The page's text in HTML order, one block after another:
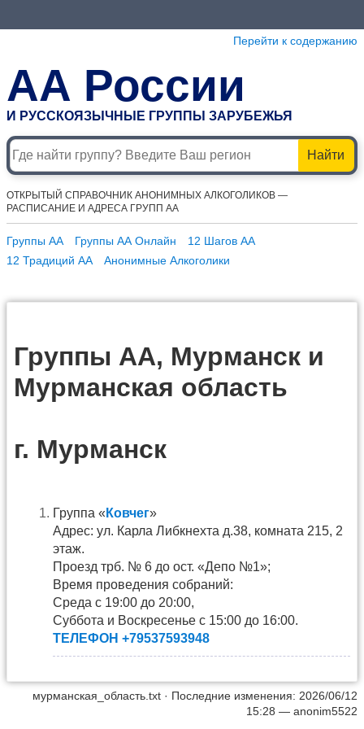
Перейти к содержанию
АА России
И РУССКОЯЗЫЧНЫЕ ГРУППЫ ЗАРУБЕЖЬЯ
Найти
ОТКРЫТЫЙ СПРАВОЧНИК АНОНИМНЫХ АЛКОГОЛИКОВ —
РАСПИСАНИЕ И АДРЕСА ГРУПП АА
Группы АА Группы АА Онлайн
12 Шагов АА
12 Традиций АА
Анонимные Алкоголики
Группы АА, Мурманск и
Мурманская область
г. Мурманск
Группа « Ковчег»
Адрес: ул. Карла Либкнехта д.38, комната 215, 2
этаж.
Проезд трб. № 6 до ост. «Депо №1»;
Время проведения собраний:
Среда с 19:00 до 20:00,
Суббота и Воскресенье с 15:00 до 16:00.
ТЕЛЕФОН +79537593948
мурманская_область.txt · Последние изменения: 2026/06/12
15:28 — anonim5522